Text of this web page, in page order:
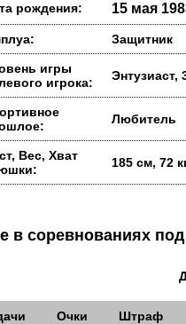
рождения: 15 мая
Защитник
игры
игрока:
Энтузиаст,
Любитель
Вес, Хват
185 см, 72
в соревнованиях
Очки
Штраф